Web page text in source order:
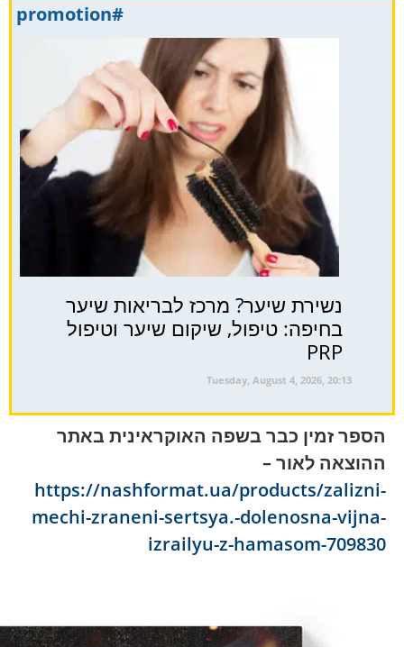
#promotion
נשירת שיער? מרכז לבריאות שיער
בחיפה: טיפול, שיקום שיער וטיפול
PRP
Tuesday, August 4, 2026, 20:13
הספר זמין כבר בשפה האוקראינית באתר
ההוצאה לאור –
https://nashformat.ua/products/zalizni-
mechi-zraneni-sertsya.-dolenosna-vijna-
izrailyu-z-hamasom-709830